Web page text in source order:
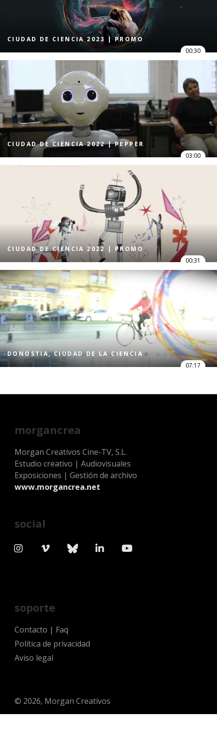
CIUDAD DE CIENCIA 2023 | PROMO
00:30
CIUDAD DE CIENCIA 2022 | PEPPER
03:00
CIUDAD DE CIENCIA 2022 | PROMO
00:31
DONOSTIA, CIUDAD DE LA CIENCIA
07:17
morgancrea
Morgan Creativos Cine-TV, S.L.
Estudio creativo | Audiovisuales
Exposiciones | Gestión de archivo
www.morgancrea.net
social
soporte
Contacto | Faq
Política de privacidad
Aviso legal
© 2026, Morgan Creativos